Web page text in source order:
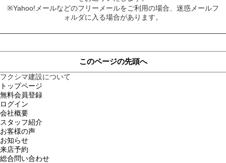
※Yahoo!メールなどのフリーメールをご利用の場合、迷惑メールフ
ォルダに入る場合があります。
このページの先頭へ
フクシマ建設について
トップページ
無料会員登録
ログイン
会社概要
スタッフ紹介
お客様の声
お知らせ
来店予約
総合問い合わせ